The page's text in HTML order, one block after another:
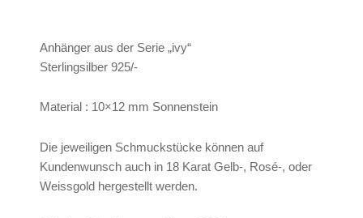
Anhänger aus der Serie „ivy“
Sterlingsilber 925/-
Material : 10×12 mm Sonnenstein
Die jeweiligen Schmuckstücke können auf
Kundenwunsch auch in 18 Karat Gelb-, Rosé-, oder
Weissgold hergestellt werden.